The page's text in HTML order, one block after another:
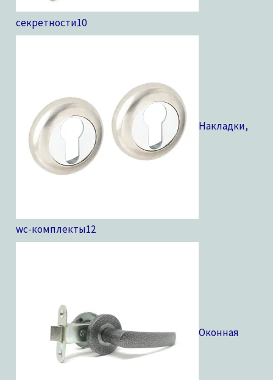
секретности10
Накладки,
wc-комплекты12
Оконная